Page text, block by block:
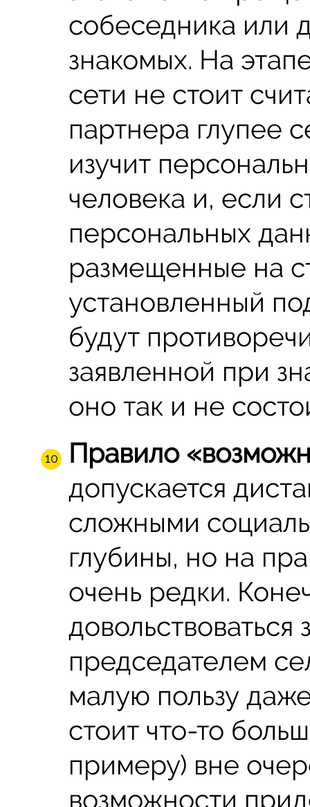
собеседника или
знакомых. На
сети не стоит
партнера глупее
изучит
человека и, если
персональных
размещенные на
установленный
будут
заявленной при
оно так и не
Правило
допускается
сложными
глубины, но на
очень редки.
довольствоваться
председателем
малую пользу
стоит что-то
примеру) вне
возможности